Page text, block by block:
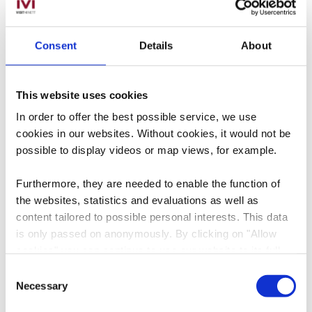
Consent Details About
This website uses cookies
In order to offer the best possible service, we use
cookies in our websites. Without cookies, it would not be
possible to display videos or map views, for example.
Furthermore, they are needed to enable the function of
the websites, statistics and evaluations as well as
content tailored to possible personal interests. This data
is only passed on anonymously. By clicking on "Allow
possible later deactivation in our
at any
Selection
Necessary